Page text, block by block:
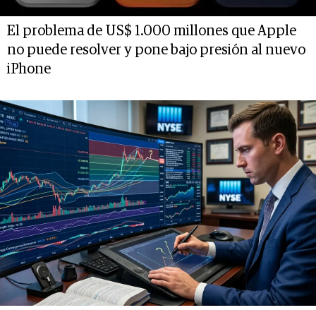
El problema de US$ 1.000 millones que Apple
no puede resolver y pone bajo presión al nuevo
iPhone